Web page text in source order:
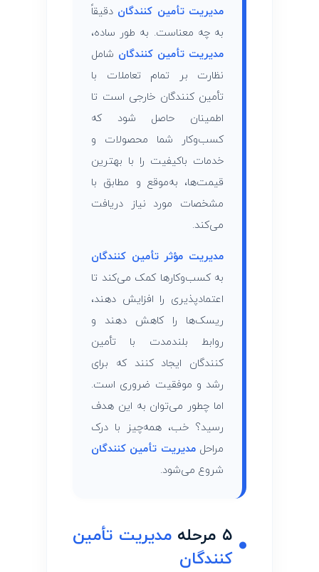
مدیریت تأمین ‌کنندگان دقیقاً
به چه معناست. به طور ساده،
مدیریت تأمین ‌کنندگان شامل
نظارت بر تمام تعاملات با
تأمین ‌کنندگان خارجی است تا
اطمینان حاصل شود که
کسب‌وکار شما محصولات و
خدمات باکیفیت را با بهترین
قیمت‌ها، به‌موقع و مطابق با
مشخصات مورد نیاز دریافت
می‌کند.
مدیریت مؤثر تأمین ‌کنندگان
به کسب‌وکارها کمک می‌کند تا
اعتمادپذیری را افزایش دهند،
ریسک‌ها را کاهش دهند و
روابط بلندمدت با تأمین
‌کنندگان ایجاد کنند که برای
رشد و موفقیت ضروری است.
اما چطور می‌توان به این هدف
رسید؟ خب، همه‌چیز با درک
مراحلمدیریت تأمین ‌کنندگان
شروع می‌شود.
۵ مرحله
مدیریت تأمین
‌کنندگان